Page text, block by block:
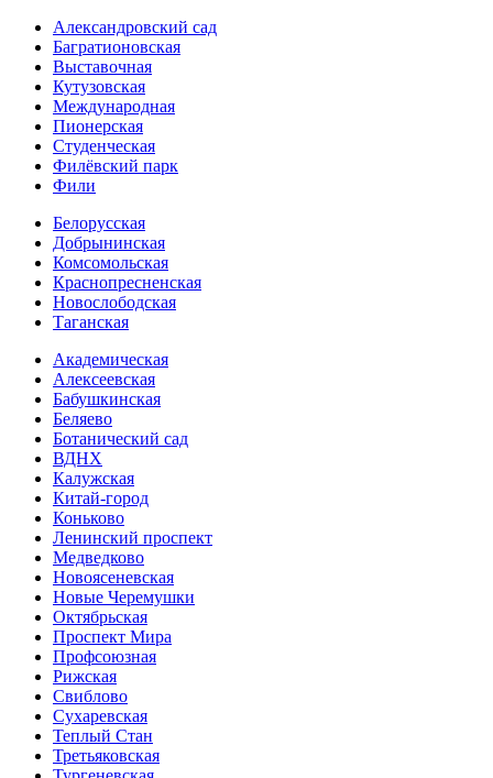
Александ­ровский сад
Багратионовская
Выставочная
Кутузовская
Международная
Пионерская
Студенческая
Филёвский парк
Фили
Белорусская
Добрынинская
Комсо­мольская
Краснопресненская
Новослободская
Таганская
Академическая
Алексеевская
Бабушкинская
Беляево
Ботанический сад
ВДНХ
Калужская
Китай-город
Коньково
Ленинский проспект
Медведково
Новоясе­невская
Новые Черемушки
Октябрьская
Проспект Мира
Профсоюзная
Рижская
Свиблово
Сухаревская
Теплый Стан
Третьяковская